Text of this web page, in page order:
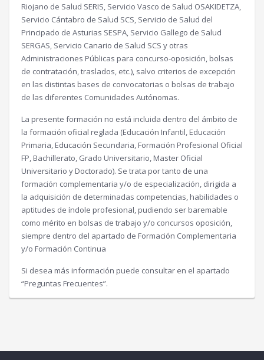
Riojano de Salud SERIS, Servicio Vasco de Salud OSAKIDETZA,
Servicio Cántabro de Salud SCS, Servicio de Salud del
Principado de Asturias SESPA, Servicio Gallego de Salud
SERGAS, Servicio Canario de Salud SCS y otras
Administraciones Públicas para concurso-oposición, bolsas
de contratación, traslados, etc.), salvo criterios de excepción
en las distintas bases de convocatorias o bolsas de trabajo
de las diferentes Comunidades Autónomas.
La presente formación no está incluida dentro del ámbito de
la formación oficial reglada (Educación Infantil, Educación
Primaria, Educación Secundaria, Formación Profesional Oficial
FP, Bachillerato, Grado Universitario, Master Oficial
Universitario y Doctorado). Se trata por tanto de una
formación complementaria y/o de especialización, dirigida a
la adquisición de determinadas competencias, habilidades o
aptitudes de índole profesional, pudiendo ser baremable
como mérito en bolsas de trabajo y/o concursos oposición,
siempre dentro del apartado de Formación Complementaria
y/o Formación Continua
Si desea más información puede consultar en el apartado
“Preguntas Frecuentes”.